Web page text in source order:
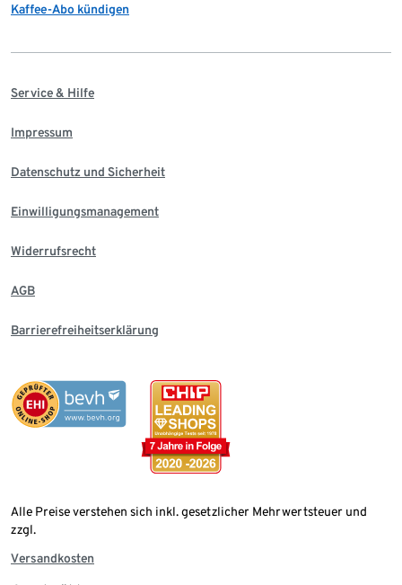
Kaffee-Abo kündigen
Service & Hilfe
Impressum
Datenschutz und Sicherheit
Einwilligungsmanagement
Widerrufsrecht
AGB
Barrierefreiheitserklärung
Alle Preise verstehen sich inkl. gesetzlicher Mehrwertsteuer und
zzgl.
Versandkosten